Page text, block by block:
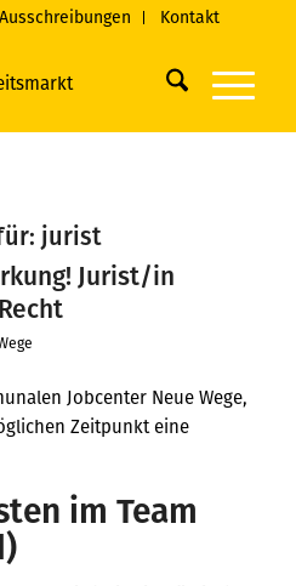
Ausschreibungen Kontakt
jurist
Jurist/in
Jobcenter Neue Wege,
Zeitpunkt eine
im Team